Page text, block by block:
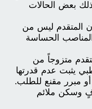
بعض الحالات
المتقدم ليس من
الحساسة
متزوجاً من
يثبت عدم قدرتها
أو مبرر مقنع للطلب.
وسكن ملائم